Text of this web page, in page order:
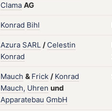
Clama AG
Konrad Bihl
Azura SARL / Celestin
Konrad
Mauch & Frick / Konrad
Mauch, Uhren und
Apparatebau GmbH